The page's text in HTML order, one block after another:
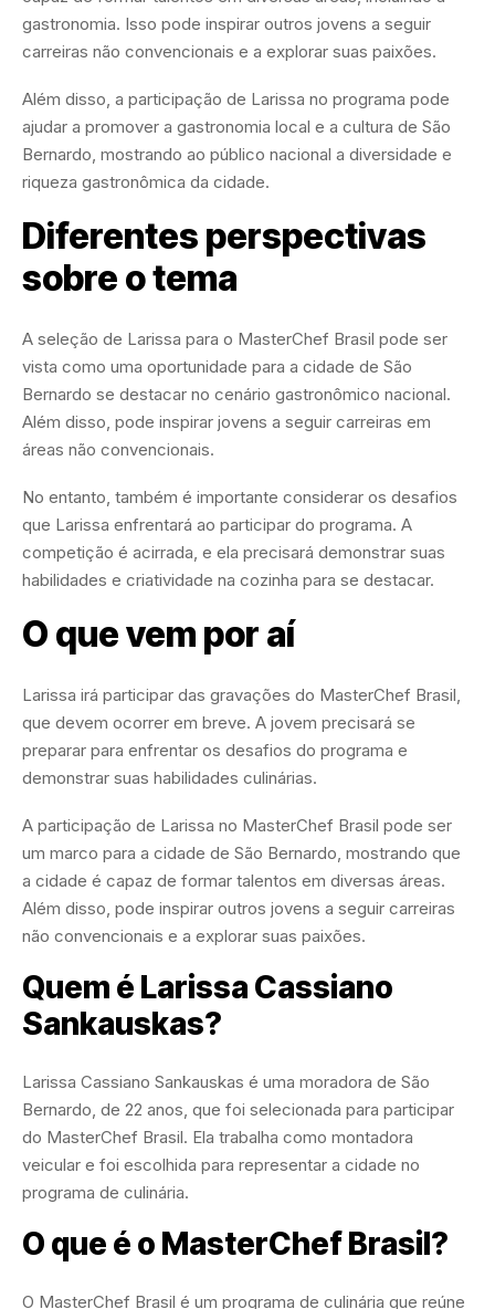
gastronomia. Isso pode inspirar outros jovens a seguir
carreiras não convencionais e a explorar suas paixões.
Além disso, a participação de Larissa no programa pode
ajudar a promover a gastronomia local e a cultura de São
Bernardo, mostrando ao público nacional a diversidade e
riqueza gastronômica da cidade.
Diferentes perspectivas
sobre o tema
A seleção de Larissa para o MasterChef Brasil pode ser
vista como uma oportunidade para a cidade de São
Bernardo se destacar no cenário gastronômico nacional.
Além disso, pode inspirar jovens a seguir carreiras em
áreas não convencionais.
No entanto, também é importante considerar os desafios
que Larissa enfrentará ao participar do programa. A
competição é acirrada, e ela precisará demonstrar suas
habilidades e criatividade na cozinha para se destacar.
O que vem por aí
Larissa irá participar das gravações do MasterChef Brasil,
que devem ocorrer em breve. A jovem precisará se
preparar para enfrentar os desafios do programa e
demonstrar suas habilidades culinárias.
A participação de Larissa no MasterChef Brasil pode ser
um marco para a cidade de São Bernardo, mostrando que
a cidade é capaz de formar talentos em diversas áreas.
Além disso, pode inspirar outros jovens a seguir carreiras
não convencionais e a explorar suas paixões.
Quem é Larissa Cassiano
Sankauskas?
Larissa Cassiano Sankauskas é uma moradora de São
Bernardo, de 22 anos, que foi selecionada para participar
do MasterChef Brasil. Ela trabalha como montadora
veicular e foi escolhida para representar a cidade no
programa de culinária.
O que é o MasterChef Brasil?
O MasterChef Brasil é um programa de culinária que reúne